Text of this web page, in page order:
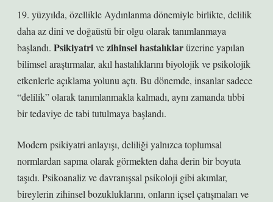
19. yüzyılda, özellikle Aydınlanma dönemiyle birlikte, delilik
daha az dini ve doğaüstü bir olgu olarak tanımlanmaya
başlandı. Psikiyatrivezihinsel hastalıklarüzerine yapılan
bilimsel araştırmalar, akıl hastalıklarını biyolojik ve psikolojik
etkenlerle açıklama yolunu açtı. Bu dönemde, insanlar sadece
“delilik” olarak tanımlanmakla kalmadı, aynı zamanda tıbbi
bir tedaviye de tabi tutulmaya başlandı.
Modern psikiyatri anlayışı, deliliği yalnızca toplumsal
normlardan sapma olarak görmekten daha derin bir boyuta
taşıdı. Psikoanaliz ve davranışsal psikoloji gibi akımlar,
bireylerin zihinsel bozukluklarını, onların içsel çatışmaları ve